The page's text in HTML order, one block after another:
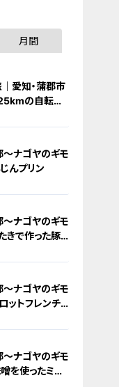
月間
愛知・蒲郡市
の自転車
～ナゴヤのギモ
んプリン
～ナゴヤのギモ
きで作った豚
～ナゴヤのギモ
ットフレンチ
～ナゴヤのギモ
を使ったミル